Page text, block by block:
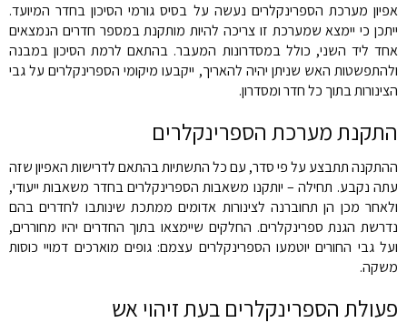
אפיון מערכת הספרינקלרים נעשה על בסיס גורמי הסיכון בחדר המיועד.
ייתכן כי יימצא שמערכת זו צריכה להיות מותקנת במספר חדרים הנמצאים
אחד ליד השני, כולל במסדרונות המעבר. בהתאם לרמת הסיכון במבנה
ולהתפשטות האש שניתן יהיה להאריך, ייקבעו מיקומי הספרינקלרים על גבי
הצינורות בתוך כל חדר ומסדרון.
התקנת מערכת הספרינקלרים
ההתקנה תתבצע על פי סדר, עם כל התשתיות בהתאם לדרישות האפיון שזה
עתה נקבע. תחילה – יותקנו משאבות הספרינקלרים בחדר משאבות ייעודי,
ולאחר מכן הן תחוברנה לצינורות אדומים ממתכת שינותבו לחדרים בהם
נדרשת הגנת ספרינקלרים. החלקים שיימצאו בתוך החדרים יהיו מחוררים,
ועל גבי החורים יוטמעו הספרינקלרים עצמם: גופים מוארכים דמויי כוסות
משקה.
פעולת הספרינקלרים בעת זיהוי אש